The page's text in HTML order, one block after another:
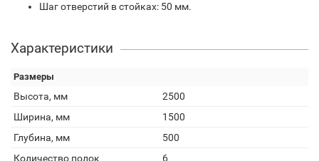
Шаг отверстий в стойках: 50 мм.
Характеристики
Размеры
Высота, мм
2500
Ширина, мм
1500
Глубина, мм
500
Количество полок
6